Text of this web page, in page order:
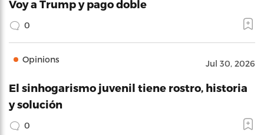
Voy a Trump y pago doble
0
Opinions Jul 30, 2026
El sinhogarismo juvenil tiene rostro, historia
y solución
0